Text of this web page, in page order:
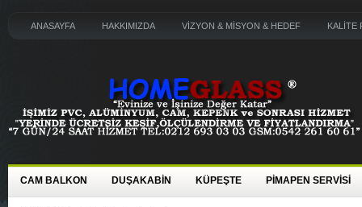
ANASAYFA HAKKIMIZDA VİZYON & MİSYON & HEDEF KALİTE
CAM BALKON DUŞAKABİN KÜPEŞTE PİMAPEN SERVİSİ